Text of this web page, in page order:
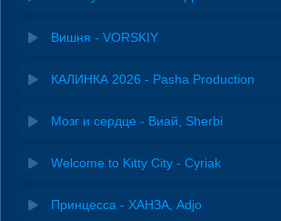
Вишня - VORSKIY
КАЛИНКА 2026 - Pasha Production
Мозг и сердце - Виай, Sherbi
Welcome to Kitty City - Cyriak
Принцесса - ХАНЗА, Adjo